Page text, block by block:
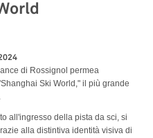
di Rossignol permea
Ski World," il più grande
all'ingresso della pista da sci, si
alla distintiva identità visiva di